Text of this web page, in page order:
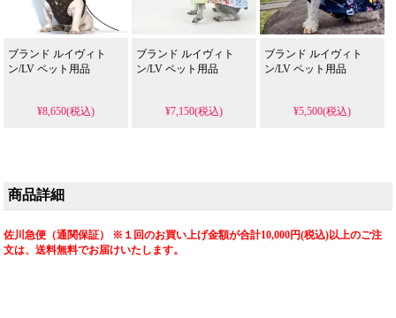
ブランド ルイヴィト
ン/LV ペット用品
¥8,650(税込)
ブランド ルイヴィト
ン/LV ペット用品
¥7,150(税込)
ブランド ルイヴィト
ン/LV ペット用品
¥5,500(税込)
商品詳細
佐川急便（通関保証） ※１回のお買い上げ金額が合計10,000円(税込)以上のご注
文は、送料無料でお届けいたします。